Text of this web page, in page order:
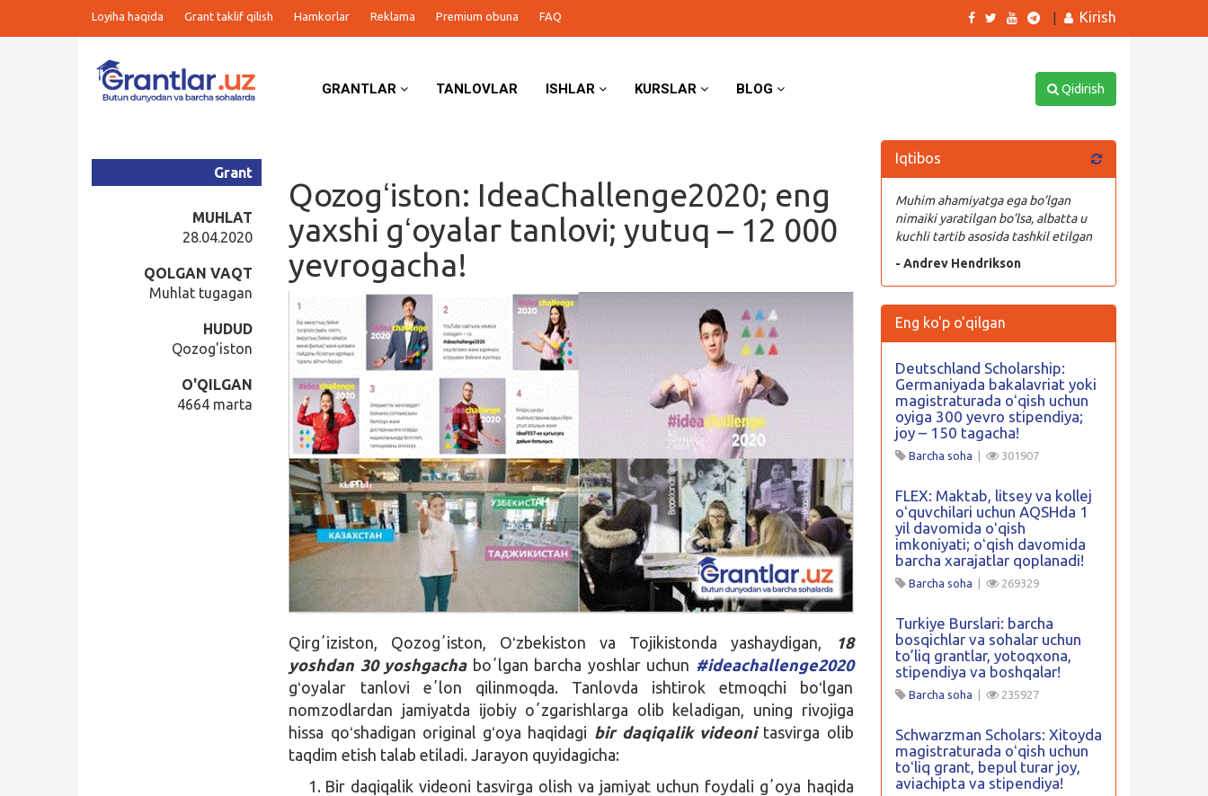
Loyiha haqida Grant taklif qilish Hamkorlar Reklama Premium obuna FAQ Kirish
GRANTLAR TANLOVLAR ISHLAR KURSLAR BLOG Qidirish
Qozogʻiston: IdeaChallenge2020; eng
yaxshi gʻoyalar tanlovi; yutuq – 12 000
yevrogacha!
Grant
MUHLAT
28.04.2020
QOLGAN VAQT
Muhlat tugagan
HUDUD
Qozog'iston
O'QILGAN
4664 marta
Qirgʼiziston, Qozogʼiston, Oʻzbekiston va Tojikistonda yashaydigan,
18
yoshdan 30 yoshgachaboʼlgan barcha yoshlar uchun #ideachallenge2020
gʻoyalar tanlovi eʼlon qilinmoqda. Tanlovda ishtirok etmoqchi boʻlgan
nomzodlardan jamiyatda ijobiy oʼzgarishlarga olib keladigan, uning rivojiga
hissa qoʻshadigan original gʻoya haqidagi bir daqiqalik videonitasvirga olib
taqdim etish talab etiladi. Jarayon quyidagicha:
Bir daqiqalik videoni tasvirga olish va jamiyat uchun foydali gʼoya haqida
Iqtibos
Muhim ahamiyatga ega bo’lgan
nimaiki yaratilgan bo’lsa, albatta u
kuchli tartib asosida tashkil etilgan
- Andrev Hendrikson
Eng ko'p o'qilgan
Deutschland Scholarship:
Germaniyada bakalavriat yoki
magistraturada oʻqish uchun
oyiga 300 yevro stipendiya;
joy – 150 tagacha!
Barcha soha 301907
FLEX: Maktab, litsey va kollej
oʻquvchilari uchun AQSHda 1
yil davomida oʻqish
imkoniyati; oʻqish davomida
barcha xarajatlar qoplanadi!
Barcha soha 269329
Turkiye Burslari: barcha
bosqichlar va sohalar uchun
to’liq grantlar, yotoqxona,
stipendiya va boshqalar!
Barcha soha 235927
Schwarzman Scholars: Xitoyda
magistraturada oʻqish uchun
toʻliq grant, bepul turar joy,
aviachipta va stipendiya!